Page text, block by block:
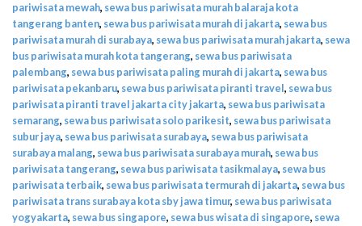
pariwisata mewah, sewa bus pariwisata murah balaraja kota
tangerang banten, sewa bus pariwisata murah di jakarta, sewa bus
pariwisata murah di surabaya, sewa bus pariwisata murah jakarta, sewa
bus pariwisata murah kota tangerang, sewa bus pariwisata
palembang, sewa bus pariwisata paling murah di jakarta, sewa bus
pariwisata pekanbaru, sewa bus pariwisata piranti travel, sewa bus
pariwisata piranti travel jakarta city jakarta, sewa bus pariwisata
semarang, sewa bus pariwisata solo parikesit, sewa bus pariwisata
subur jaya, sewa bus pariwisata surabaya, sewa bus pariwisata
surabaya malang, sewa bus pariwisata surabaya murah, sewa bus
pariwisata tangerang, sewa bus pariwisata tasikmalaya, sewa bus
pariwisata terbaik, sewa bus pariwisata termurah di jakarta, sewa bus
pariwisata trans surabaya kota sby jawa timur, sewa bus pariwisata
yogyakarta, sewa bus singapore, sewa bus wisata di singapore, sewa